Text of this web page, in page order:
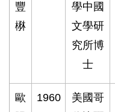
豐
楙
學中國
文學研
究所博
士
歐
1960
美國哥